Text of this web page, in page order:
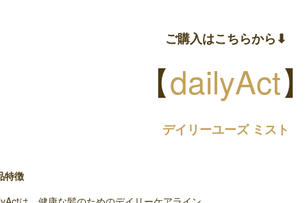
ご購入はこちらから⬇︎
【dailyAct
デイリーユーズ ミスト
特徴